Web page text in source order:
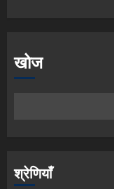
खोज
श्रेणियाँ